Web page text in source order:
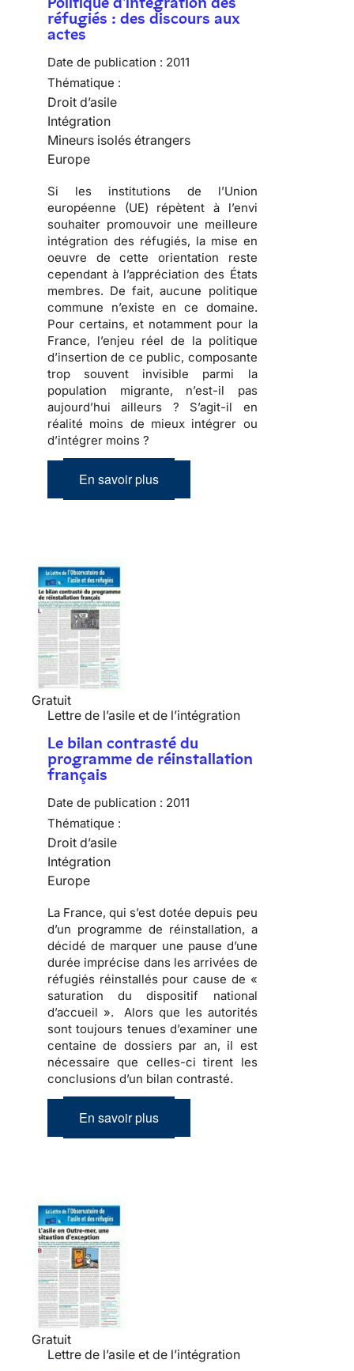
réfugiés : des discours aux
actes
Date de publication : 2011
Thématique :
Droit d’asile
Intégration
Mineurs isolés étrangers
Europe
Si les institutions de l’Union
européenne (UE) répètent à l’envi
souhaiter promouvoir une meilleure
intégration des réfugiés, la mise en
oeuvre de cette orientation reste
cependant à l’appréciation des États
membres. De fait,aucune politique
commune n’existe en ce domaine.
Pour certains, et notamment pour la
France, l’enjeu réel de la politique
d’insertion de ce public, composante
trop souvent invisible parmi la
population migrante, n’est-il pas
aujourd’hui ailleurs ? S’agit-il en
réalité moins de mieux intégrer ou
d’intégrer moins ?
En savoir plus
Gratuit
Lettre de l’asile et de l’intégration
Le bilan contrasté du
programme de réinstallation
français
Date de publication : 2011
Thématique :
Droit d’asile
Intégration
Europe
La France, qui s’est dotée depuis peu
d’un programme de réinstallation, a
décidé de marquer une pause d’une
durée imprécise dans les arrivées de
réfugiés réinstallés pour cause de «
saturation du dispositif national
d’accueil ». Alors que les autorités
sont toujours tenues d’examiner une
centaine de dossiers par an, il est
nécessaire que celles-ci tirent les
conclusions d’un bilan contrasté.
En savoir plus
Gratuit
Lettre de l’asile et de l’intégration